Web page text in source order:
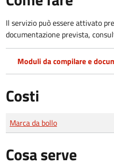
Il servizio può essere attivato
documentazione prevista,
Moduli da compilare e
Costi
Tipo di pagamento
Importo
Marca da bollo
Cosa serve